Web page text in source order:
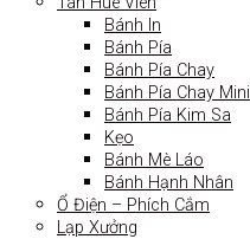
Bánh In
Bánh Pía
Bánh Pía Chay
Bánh Pía Chay Mini
Bánh Pía Kim Sa
Kẹo
Bánh Mè Láo
Bánh Hạnh Nhân
Ổ Điện – Phích Cắm
Lạp Xưởng